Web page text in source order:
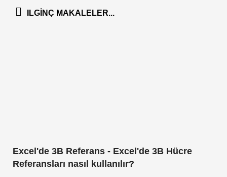
ILGINÇ MAKALELER...
Excel'de 3B Referans - Excel'de 3B Hücre
Referansları nasıl kullanılır?